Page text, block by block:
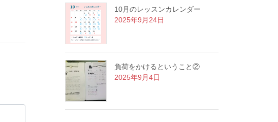
10月のレッスンカレンダー
2025年9月24日
負荷をかけるということ②
2025年9月4日